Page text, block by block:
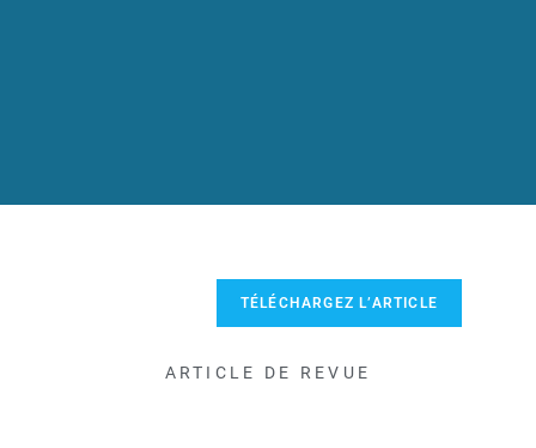
TÉLÉCHARGEZ L’ARTICLE
ARTICLE DE REVUE